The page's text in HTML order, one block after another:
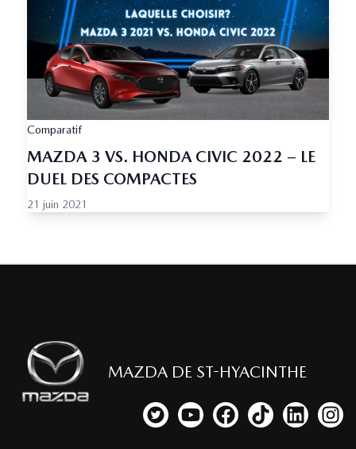
Comparatif
MAZDA 3 VS. HONDA CIVIC 2022 – LE
DUEL DES COMPACTES
21 juin 2021
MAZDA DE ST-HYACINTHE
Lien vers notre compte Twitter
Lien vers notre chaîne
Lien vers notre page
Lien vers notre
Lien vers
Lien